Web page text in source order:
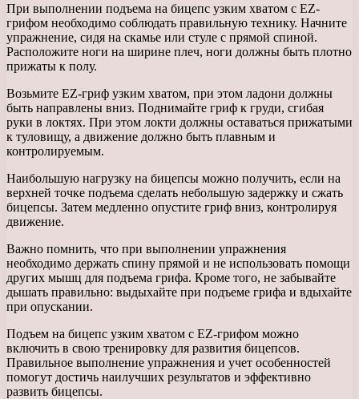
При выполнении подъема на бицепс узким хватом с EZ-
грифом необходимо соблюдать правильную технику. Начните
упражнение, сидя на скамье или стуле с прямой спиной.
Расположите ноги на ширине плеч, ноги должны быть плотно
прижаты к полу.
Возьмите EZ-гриф узким хватом, при этом ладони должны
быть направлены вниз. Поднимайте гриф к груди, сгибая
руки в локтях. При этом локти должны оставаться прижатыми
к туловищу, а движение должно быть плавным и
контролируемым.
Наибольшую нагрузку на бицепсы можно получить, если на
верхней точке подъема сделать небольшую задержку и сжать
бицепсы. Затем медленно опустите гриф вниз, контролируя
движение.
Важно помнить, что при выполнении упражнения
необходимо держать спину прямой и не использовать помощи
других мышц для подъема грифа. Кроме того, не забывайте
дышать правильно: выдыхайте при подъеме грифа и вдыхайте
при опускании.
Подъем на бицепс узким хватом с EZ-грифом можно
включить в свою тренировку для развития бицепсов.
Правильное выполнение упражнения и учет особенностей
помогут достичь наилучших результатов и эффективно
развить бицепсы.